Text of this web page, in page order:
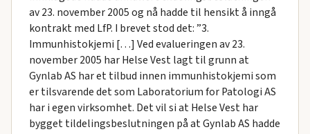
av 23. november 2005 og nå hadde til hensikt å inngå
kontrakt med LfP. I brevet stod det: ”3.
Immunhistokjemi […] Ved evalueringen av 23.
november 2005 har Helse Vest lagt til grunn at
Gynlab AS har et tilbud innen immunhistokjemi som
er tilsvarende det som Laboratorium for Patologi AS
har i egen virksomhet. Det vil si at Helse Vest har
bygget tildelingsbeslutningen på at Gynlab AS hadde